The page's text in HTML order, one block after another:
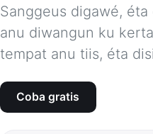
Sanggeus digawé,
anu diwangun ku
tempat anu tiis, éta
Coba gratis